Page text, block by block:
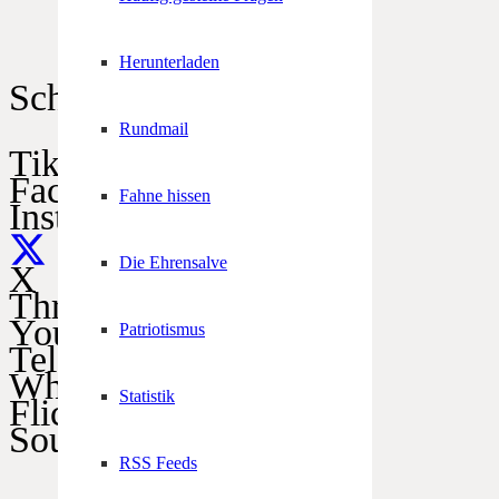
Herunterladen
Rundmail
Fahne hissen
Die Ehrensalve
Patriotismus
Statistik
RSS Feeds
Schützen im Netz
TikTok
Facebook
Instagram
X
Threads
YouTube
Telegram
WhatsApp
Flickr
SoundCloud